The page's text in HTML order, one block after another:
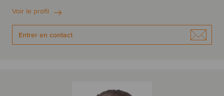
Voir le profil
Entrer en contact